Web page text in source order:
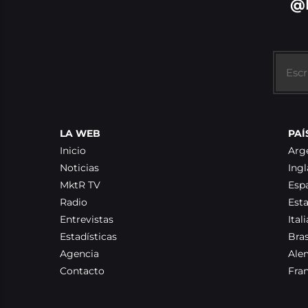
LA WEB
Inicio
Noticias
MktR TV
Radio
Entrevistas
Estadísticas
Agencia
Contacto